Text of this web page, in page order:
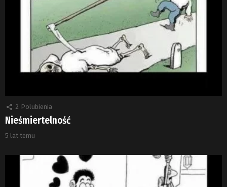
2 Polubienia
Nieśmiertelność
5 lat temu